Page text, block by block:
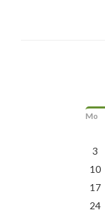
Mo
3
10
17
24